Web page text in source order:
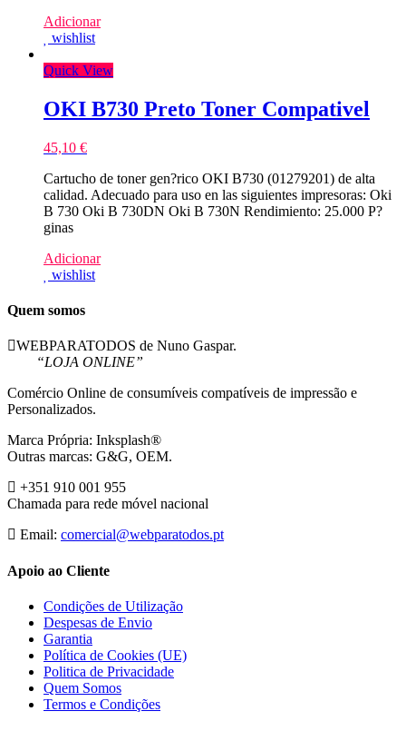
Adicionar
wishlist
Quick View
OKI B730 Preto Toner Compativel
45,10 €
Cartucho de toner gen?rico OKI B730 (01279201) de alta
calidad. Adecuado para uso en las siguientes impresoras: Oki
B 730 Oki B 730DN Oki B 730N Rendimiento: 25.000 P?
ginas
Adicionar
wishlist
Quem somos
WEBPARATODOS de Nuno Gaspar.
“LOJA ONLINE”
Comércio Online de consumíveis compatíveis de impressão e
Personalizados.
Marca Própria: Inksplash®
Outras marcas: G&G, OEM.
+351 910 001 955
Chamada para rede móvel nacional
Email: comercial@webparatodos.pt
Apoio ao Cliente
Condições de Utilização
Despesas de Envio
Garantia
Política de Cookies (UE)
Politica de Privacidade
Quem Somos
Termos e Condições